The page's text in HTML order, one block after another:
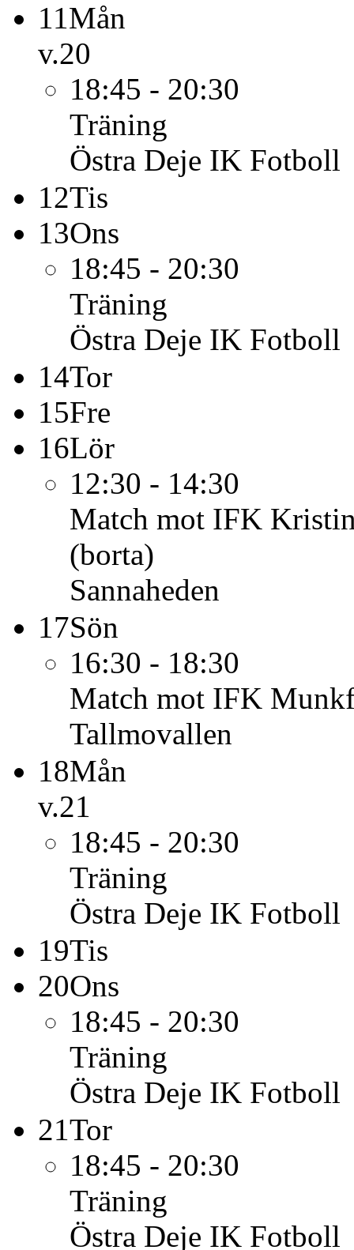
11Mån
v.20
18:45 - 20:30
Träning
Östra Deje IK Fotboll
12Tis
13Ons
18:45 - 20:30
Träning
Östra Deje IK Fotboll
14Tor
15Fre
16Lör
12:30 - 14:30
Match mot IFK
(borta)
Sannaheden
17Sön
16:30 - 18:30
Match mot IFK
Tallmovallen
18Mån
v.21
18:45 - 20:30
Träning
Östra Deje IK Fotboll
19Tis
20Ons
18:45 - 20:30
Träning
Östra Deje IK Fotboll
21Tor
18:45 - 20:30
Träning
Östra Deje IK Fotboll